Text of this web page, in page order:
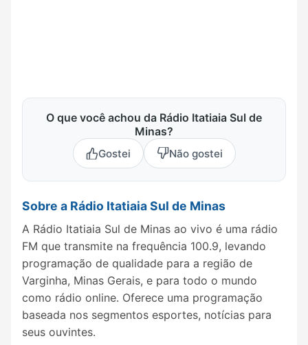
O que você achou da Rádio Itatiaia Sul de
Minas?
Gostei Não gostei
Sobre a Rádio Itatiaia Sul de Minas
A Rádio Itatiaia Sul de Minas ao vivo é uma rádio
FM que transmite na frequência 100.9, levando
programação de qualidade para a região de
Varginha, Minas Gerais, e para todo o mundo
como rádio online. Oferece uma programação
baseada nos segmentos esportes, notícias para
seus ouvintes.